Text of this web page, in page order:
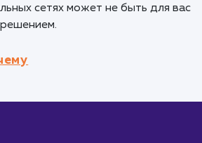
и мнения от клиентов :
сети представляют собой
товарах или услугах.
данный